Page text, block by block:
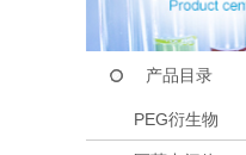
产品目录
PEG衍生物